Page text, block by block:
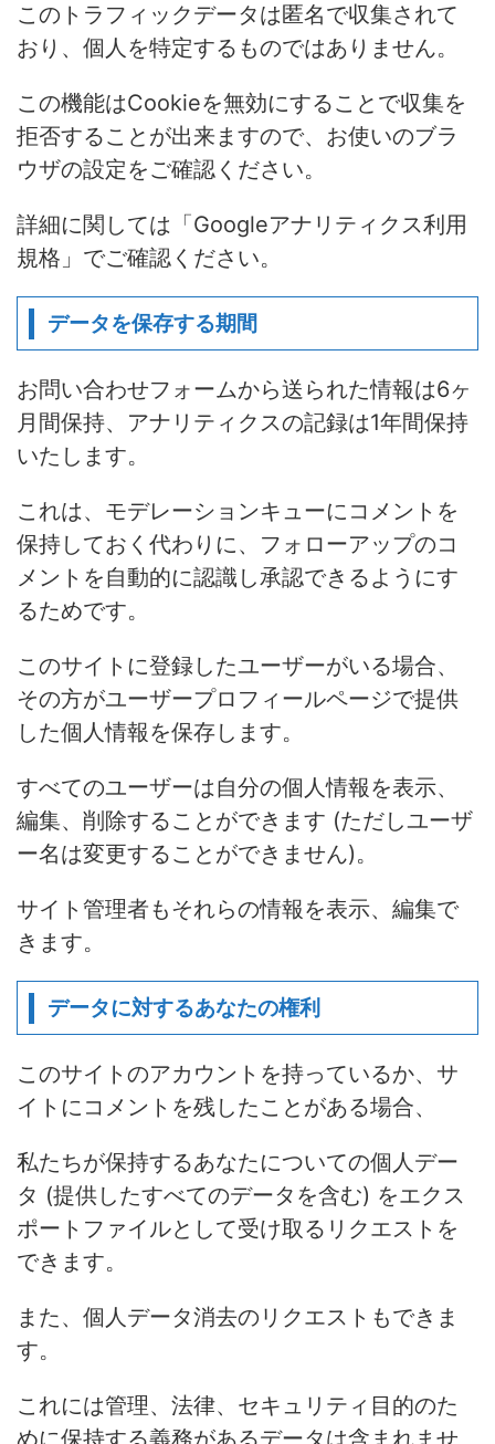
このトラフィックデータは匿名で収集されて
おり、個人を特定するものではありません。
この機能はCookieを無効にすることで収集を
拒否することが出来ますので、お使いのブラ
ウザの設定をご確認ください。
詳細に関しては「Googleアナリティクス利用
規格」でご確認ください。
データを保存する期間
お問い合わせフォームから送られた情報は6ヶ
月間保持、アナリティクスの記録は1年間保持
いたします。
これは、モデレーションキューにコメントを
保持しておく代わりに、フォローアップのコ
メントを自動的に認識し承認できるようにす
るためです。
このサイトに登録したユーザーがいる場合、
その方がユーザープロフィールページで提供
した個人情報を保存します。
すべてのユーザーは自分の個人情報を表示、
編集、削除することができます (ただしユーザ
ー名は変更することができません)。
サイト管理者もそれらの情報を表示、編集で
きます。
データに対するあなたの権利
このサイトのアカウントを持っているか、サ
イトにコメントを残したことがある場合、
私たちが保持するあなたについての個人デー
タ (提供したすべてのデータを含む) をエクス
ポートファイルとして受け取るリクエストを
できます。
また、個人データ消去のリクエストもできま
す。
これには管理、法律、セキュリティ目的のた
めに保持する義務があるデータは含まれませ